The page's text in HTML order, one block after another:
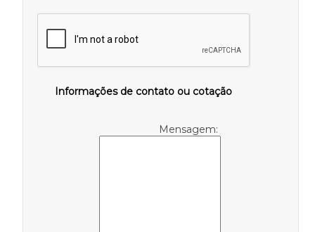
Informações de contato ou cotação
Mensagem: